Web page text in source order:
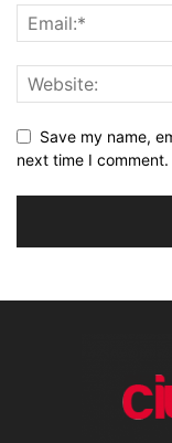
Save my name,
next time I comment.